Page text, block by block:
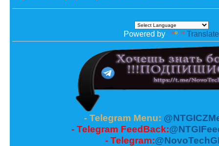
Powered by Translate
- Telegram Menu:
- Telegram FeedBack:
- Telegram: